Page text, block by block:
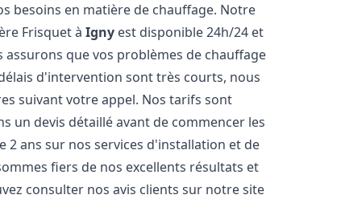
besoins en matière de chauffage. Notre
Frisquet àIgny est disponible 24h/24 et
que vos problèmes de chauffage
d'intervention sont très courts, nous
suivant votre appel. Nos tarifs sont
un devis détaillé avant de commencer les
ans sur nos services d'installation et de
fiers de nos excellents résultats et
consulter nos avis clients sur notre site